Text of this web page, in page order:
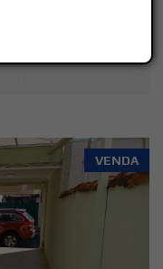
VENDA